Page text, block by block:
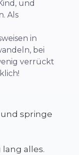
und
Als
in
bei
verrückt
springe
lang alles.